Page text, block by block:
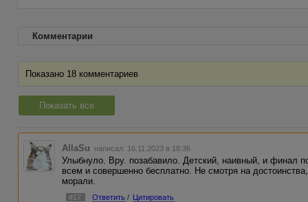
Комментарии
Показано 18 комментариев
Показать все
AllaSu написал 16.11.2023 в 18:36
Улыбнуло. Вру. позабавило. Детский, наивный, и финал
всем и совершенно бесплатно. Не смотря на
морали.
#17 Ответить / Цитировать